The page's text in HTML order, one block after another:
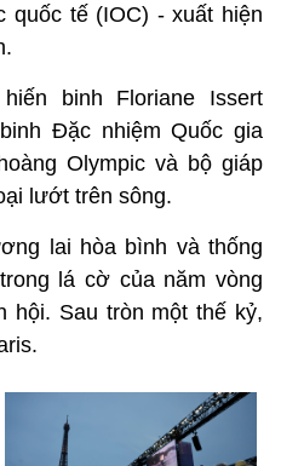
quốc tế (IOC) - xuất hiện
binh Floriane Issert
Đặc nhiệm Quốc gia
Olympic và bộ giáp
lướt trên sông.
lai hòa bình và thống
lá cờ của năm vòng
hội. Sau tròn một thế kỷ,